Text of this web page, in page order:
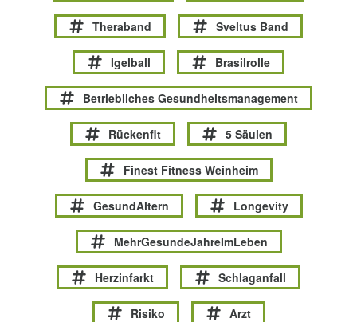
Theraband Sveltus Band
Igelball Brasilrolle
Betriebliches Gesundheitsmanagement
Rückenfit 5 Säulen
Finest Fitness Weinheim
GesundAltern Longevity
MehrGesundeJahreImLeben
Herzinfarkt Schlaganfall
Risiko Arzt